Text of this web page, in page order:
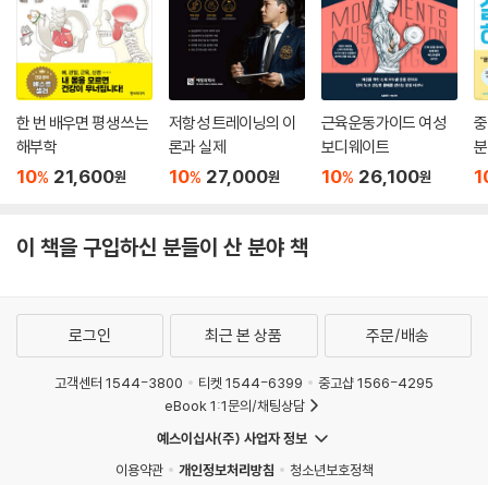
한 번 배우면 평생 쓰는
해부학
10% 21,600원
저항성 트레이닝의 이
론과 실제
10% 27,000원
근육운동가이드 여성
보디웨이트
10% 26,100원
이 책을 구입하신 분들이 산 분야 책
로그인 최근 본 상품 주문/배송
고객센터 1544-3800 티켓 1544-6399
중고샵 1566-4295
eBook 1:1문의/채팅상담
예스이십사(주) 사업자 정보
이용약관
개인정보처리방침
청소년보호정책